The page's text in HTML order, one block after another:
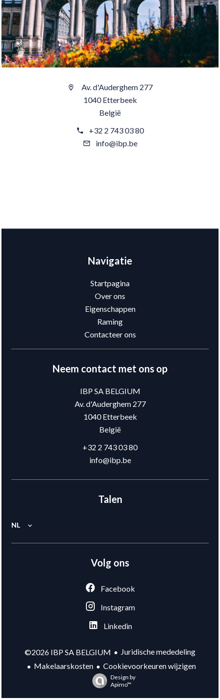
Av. d'Auderghem 277
1040 Etterbeek
België
+32 2 743 03 80
info@ibp.be
Navigatie
Startpagina
Over ons
Eigenschappen
Raming
Contacteer ons
Neem contact met ons op
IBP SA BELGIUM
Av. d'Auderghem 277
1040Etterbeek
België
+32 2 743 03 80
info@ibp.be
Talen
NL
Volg ons
Facebook
Instagram
Linkedin
©2026 IBP SA BELGIUM
Juridische mededeling
Makelaarskosten
Cookievoorkeuren wijzigen
Design by
Apimo™